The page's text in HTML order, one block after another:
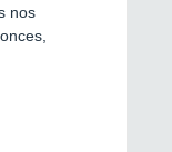
nos